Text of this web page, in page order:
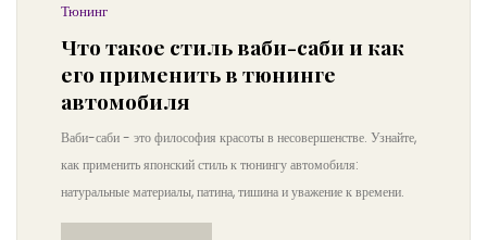
Тюнинг
Что такое стиль ваби-саби и как
его применить в тюнинге
автомобиля
Ваби-саби - это философия красоты в несовершенстве. Узнайте,
как применить японский стиль к тюнингу автомобиля:
натуральные материалы, патина, тишина и уважение к времени.